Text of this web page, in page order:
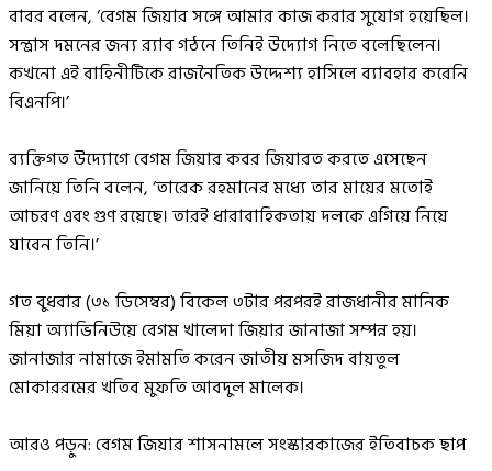
বাবর বলেন, ‘বেগম জিয়ার সঙ্গে আমার কাজ করার সুযোগ হয়েছিল।
সন্ত্রাস দমনের জন্য র‌্যাব গঠনে তিনিই উদ্যোগ নিতে বলেছিলেন।
কখনো এই বাহিনীটিকে রাজনৈতিক উদ্দেশ্য হাসিলে ব্যাবহার করেনি
বিএনপি।’
ব্যক্তিগত উদ্যোগে বেগম জিয়ার কবর জিয়ারত করতে এসেছেন
জানিয়ে তিনি বলেন, ‘তারেক রহমানের মধ্যে তার মায়ের মতোই
আচরণ এবং গুণ রয়েছে। তারই ধারাবাহিকতায় দলকে এগিয়ে নিয়ে
যাবেন তিনি।’
গত বুধবার (৩১ ডিসেম্বর) বিকেল ৩টার পরপরই রাজধানীর মানিক
মিয়া অ্যাভিনিউয়ে বেগম খালেদা জিয়ার জানাজা সম্পন্ন হয়।
জানাজার নামাজে ইমামতি করেন জাতীয় মসজিদ বায়তুল
মোকাররমের খতিব মুফতি আবদুল মালেক।
আরও পড়ুন: বেগম জিয়ার শাসনামলে সংস্কারকাজের ইতিবাচক ছাপ